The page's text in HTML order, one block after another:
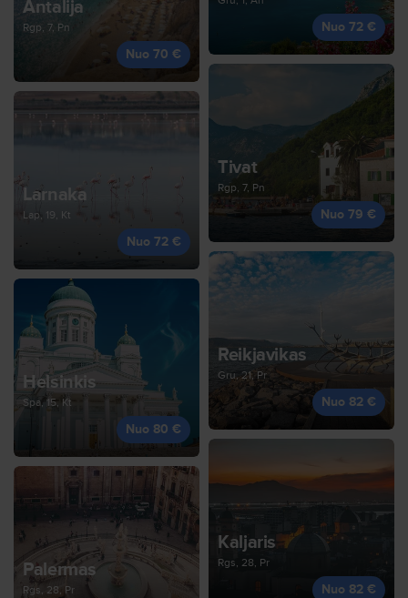
Antalija
Rgp, 7, Pn
Nuo 70 €
Nuo 72 €
Larnaka
Lap, 19, Kt
Nuo 72 €
Tivat
Rgp, 7, Pn
Nuo 79 €
Helsinkis
Spa, 15, Kt
Nuo 80 €
Reikjavikas
Gru, 21, Pr
Nuo 82 €
Palermas
Rgs, 28, Pr
Kaljaris
Rgs, 28, Pr
Nuo 82 €